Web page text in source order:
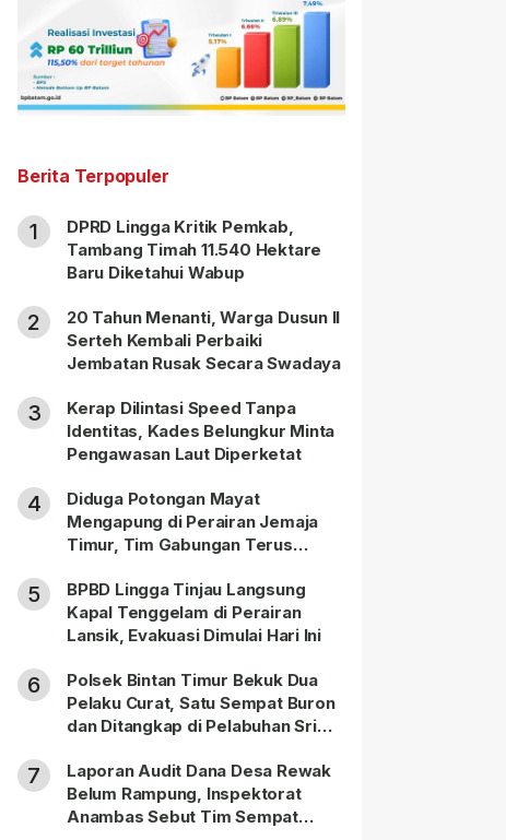
Berita Terpopuler
1
DPRD Lingga Kritik Pemkab,
Tambang Timah 11.540 Hektare
Baru Diketahui Wabup
2
20 Tahun Menanti, Warga Dusun II
Serteh Kembali Perbaiki
Jembatan Rusak Secara Swadaya
3
Kerap Dilintasi Speed Tanpa
Identitas, Kades Belungkur Minta
Pengawasan Laut Diperketat
4
Diduga Potongan Mayat
Mengapung di Perairan Jemaja
Timur, Tim Gabungan Terus
5
BPBD Lingga Tinjau Langsung
Kapal Tenggelam di Perairan
Lansik, Evakuasi Dimulai Hari Ini
6
Polsek Bintan Timur Bekuk Dua
Pelaku Curat, Satu Sempat Buron
dan Ditangkap di Pelabuhan Sri
7
Laporan Audit Dana Desa Rewak
Belum Rampung, Inspektorat
Anambas Sebut Tim Sempat